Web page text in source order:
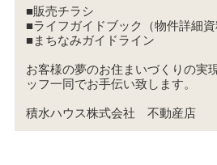
■販売チラシ
■ライフガイドブック（物件詳細資
■まちなみガイドライン
お客様の夢のお住まいづくりの実
ッフ一同でお手伝い致します。
積水ハウス株式会社 不動産店